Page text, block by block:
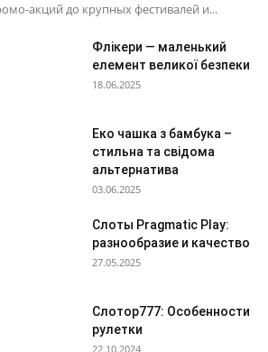
акций до крупных фестивалей и...
Флікери — маленький
елемент великої безпеки
18.06.2025
Еко чашка з бамбука –
стильна та свідома
альтернатива
03.06.2025
Слоты Pragmatic Play:
разнообразие и качество
27.05.2025
Слотор777: Особенности
рулетки
22.10.2024